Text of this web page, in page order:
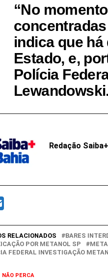
“No
indica que
Estado, e,
Polícia
Redação Saiba+
RELACIONADOS BARES
POR METANOL SP
FEDERAL INVESTIGAÇÃO
NÃO PERCA